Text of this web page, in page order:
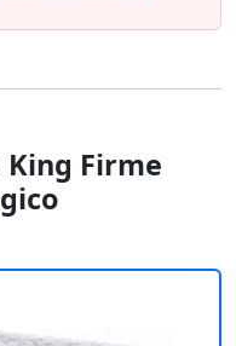
King Firme